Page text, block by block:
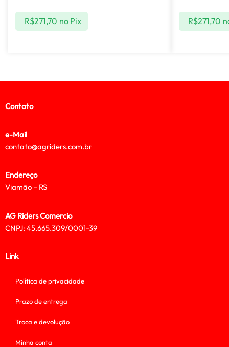
R$271,70 no Pix R$271,70
Contato
e-Mail
contato@agriders.com.br
Endereço
Viamão – RS
AG Riders Comercio
CNPJ: 45.665.309/0001-39
Link
Política de privacidade
Prazo de entrega
Troca e devolução
Minha conta